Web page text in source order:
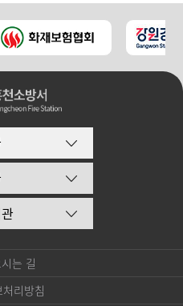
는 길
리방침